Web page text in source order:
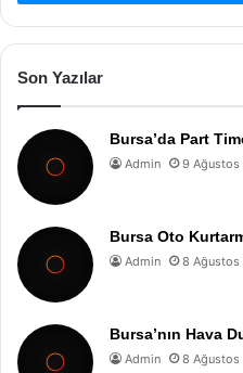
Son Yazılar
Bursa’da Part
Admin 9 Ağustos
Bursa Oto
Admin 8 Ağustos
Bursa’nın Hava
Admin 8 Ağustos